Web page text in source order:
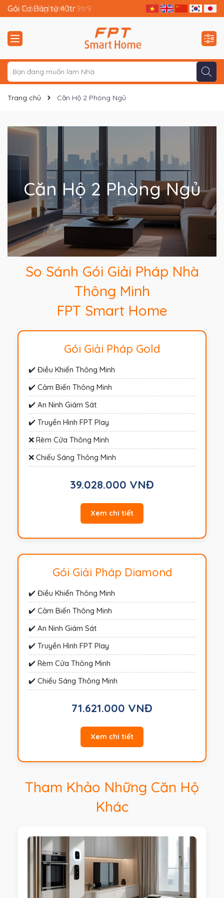
Gói Trải Nghiệm từ 9tr9
Gói Cơ Bản từ 40tr
Trang chủ Căn Hộ 2 Phòng Ngủ
Căn Hộ 2 Phòng Ngủ
So Sánh Gói Giải Pháp Nhà
Thông Minh
FPT Smart Home
Gói Giải Pháp Gold
✔️ Điều Khiển Thông Minh
✔️ Cảm Biến Thông Minh
✔️ An Ninh Giám Sát
✔️ Truyền Hình FPT Play
❌ Rèm Cửa Thông Minh
❌ Chiếu Sáng Thông Minh
39.028.000 VNĐ
Xem chi tiết
Gói Giải Pháp Diamond
✔️ Điều Khiển Thông Minh
✔️ Cảm Biến Thông Minh
✔️ An Ninh Giám Sát
✔️ Truyền Hình FPT Play
✔️ Rèm Cửa Thông Minh
✔️ Chiếu Sáng Thông Minh
71.621.000 VNĐ
Xem chi tiết
Tham Khảo Những Căn Hộ
Khác